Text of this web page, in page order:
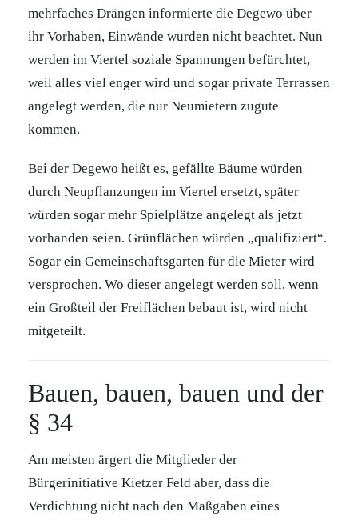
mehrfaches Drängen informierte die Degewo über
ihr Vorhaben, Einwände wurden nicht beachtet. Nun
werden im Viertel soziale Spannungen befürchtet,
weil alles viel enger wird und sogar private Terrassen
angelegt werden, die nur Neumietern zugute
kommen.
Bei der Degewo heißt es, gefällte Bäume würden
durch Neupflanzungen im Viertel ersetzt, später
würden sogar mehr Spielplätze angelegt als jetzt
vorhanden seien. Grünflächen würden „qualifiziert“.
Sogar ein Gemeinschaftsgarten für die Mieter wird
versprochen. Wo dieser angelegt werden soll, wenn
ein Großteil der Freiflächen bebaut ist, wird nicht
mitgeteilt.
Bauen, bauen, bauen und der
§ 34
Am meisten ärgert die Mitglieder der
Bürgerinitiative Kietzer Feld aber, dass die
Verdichtung nicht nach den Maßgaben eines